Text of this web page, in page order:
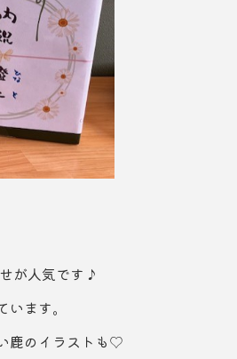
が人気です♪
ます。
鹿のイラストも♡